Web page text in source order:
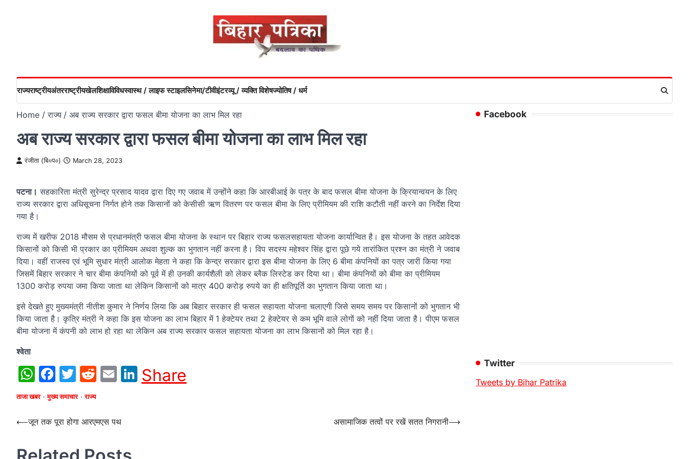
राज्यराष्ट्रीयअंतरराष्ट्रीयखेलशिक्षाविविधस्वास्थ / लाइफ स्टाइलसिनेमा/टीवीइंटरव्यू / व्यक्ति विशेषज्योतिष / धर्म
Home राज्य अब राज्य सरकार द्वारा फसल बीमा योजना का लाभ मिल रहा
अब राज्य सरकार द्वारा फसल बीमा योजना का लाभ मिल रहा
रंजीता (बि०प०) March 28, 2023
पटना। सहकारिता मंत्री सुरेन्द्र प्रसाद यादव द्वारा दिए गए जवाब में उन्होंने कहा कि आरबीआई के पत्र के बाद फसल बीमा योजना के क्रियान्वयन के लिए
राज्य सरकार द्वारा अधिसूचना निर्गत होने तक किसानों को केसीसी ऋण वितरण पर फसल बीमा के लिए प्रीमियम की राशि कटौती नहीं करने का निर्देश दिया
गया है।
राज्य में खरीफ 2018 मौसम से प्रधानमंत्री फसल बीमा योजना के स्थान पर बिहार राज्य फसलसहायता योजना कार्यान्वित है। इस योजना के तहत आवेदक
किसानों को किसी भी प्रकार का प्रीमियम अथवा शुल्क का भुगतान नहीं करना है। विप सदस्य महेश्वर सिंह द्वारा पूछे गये तारांकित प्रश्न का मंत्री ने जवाब
दिया। वहीं राजस्व एवं भूमि सुधार मंत्री आलोक मेहता ने कहा कि केन्द्र सरकार द्वारा इस बीमा योजना के लिए 6 बीमा कंपनियों का पत्र जारी किया गया
जिसमें बिहार सरकार ने चार बीमा कंपनियों को पूर्व में ही उनकी कार्यशैली को लेकर ब्लैक लिस्टेड कर दिया था। बीमा कंपनियों को बीमा का प्रीमियम
1300 करोड़ रुपया जमा किया जाता था लेकिन किसानों को मात्र 400 करोड़ रुपये का ही क्षतिपूर्ति का भुगतान किया जाता था।
इसे देखते हुए मुख्यमंत्री नीतीश कुमार ने निर्णय लिया कि अब बिहार सरकार ही फसल सहायता योजना चलाएगी जिसे समय समय पर किसानों को भुगतान भी
किया जाता है। कृत्रि मंत्री ने कहा कि इस योजना का लाभ बिहार में 1 हेक्टेयर तथा 2 हेक्टेयर से कम भूमि वाले लोगों को नहीं दिया जाता है। पीएम फसल
बीमा योजना में कंपनी को लाभ हो रहा था लेकिन अब राज्य सरकार फसल सहायता योजना का लाभ किसानों को मिल रहा है।
श्वेता
WhatsApp
Facebook
Twitter
Reddit
EmailLinkedIn
Share
ताजा खबर मुख्य समाचार राज्य
Post
⟵जून तक पूरा होगा आरएमएस पथ असामाजिक तत्वों पर रखें सतत निगरानी⟶
Facebook
Twitter
Tweets by Bihar Patrika